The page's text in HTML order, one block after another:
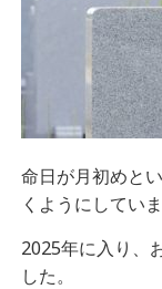
命日が月初めと
くようにしていま
2025年に入り、
した。